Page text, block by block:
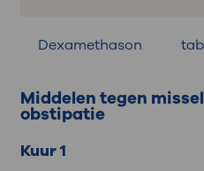
Dexamethason
Middelen tegen
obstipatie
Kuur 1